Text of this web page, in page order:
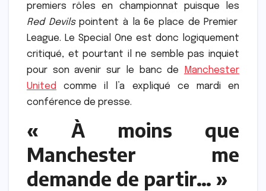
premiers rôles en championnat puisque les
Red Devilspointent à la 6e place de Premier
League. Le Special One est donc logiquement
critiqué, et pourtant il ne semble pas inquiet
pour son avenir sur le banc de
Manchester
United
comme il l’a expliqué ce mardi en
conférence de presse.
« À moins que
Manchester me
demande de partir… »